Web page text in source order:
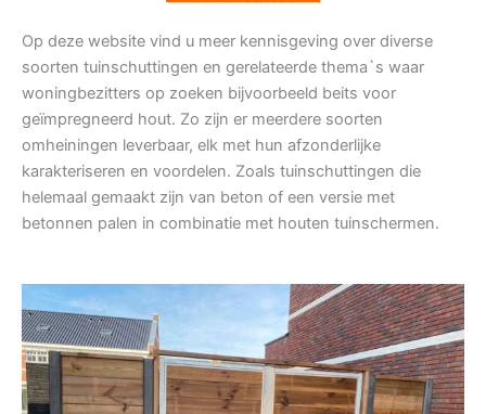
Op deze website vind u meer kennisgeving over diverse
soorten tuinschuttingen en gerelateerde thema`s waar
woningbezitters op zoeken bijvoorbeeld beits voor
geïmpregneerd hout. Zo zijn er meerdere soorten
omheiningen leverbaar, elk met hun afzonderlijke
karakteriseren en voordelen. Zoals tuinschuttingen die
helemaal gemaakt zijn van beton of een versie met
betonnen palen in combinatie met houten tuinschermen.